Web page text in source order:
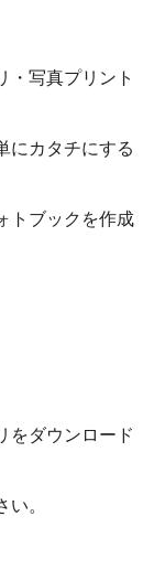
・写真プリント
にカタチにする
トブックを作成
をダウンロード
。